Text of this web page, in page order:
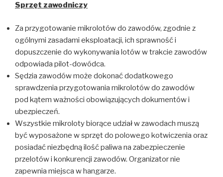
Sprzęt zawodniczy
Za przygotowanie mikrolotów do zawodów, zgodnie z
ogólnymi zasadami eksploatacji, ich sprawność i
dopuszczenie do wykonywania lotów w trakcie zawodów
odpowiada pilot-dowódca.
Sędzia zawodów może dokonać dodatkowego
sprawdzenia przygotowania mikrolotów do zawodów
pod kątem ważności obowiązujących dokumentów i
ubezpieczeń.
Wszystkie mikroloty biorące udział w zawodach muszą
być wyposażone w sprzęt do polowego kotwiczenia oraz
posiadać niezbędną ilość paliwa na zabezpieczenie
przelotów i konkurencji zawodów. Organizator nie
zapewnia miejsca w hangarze.